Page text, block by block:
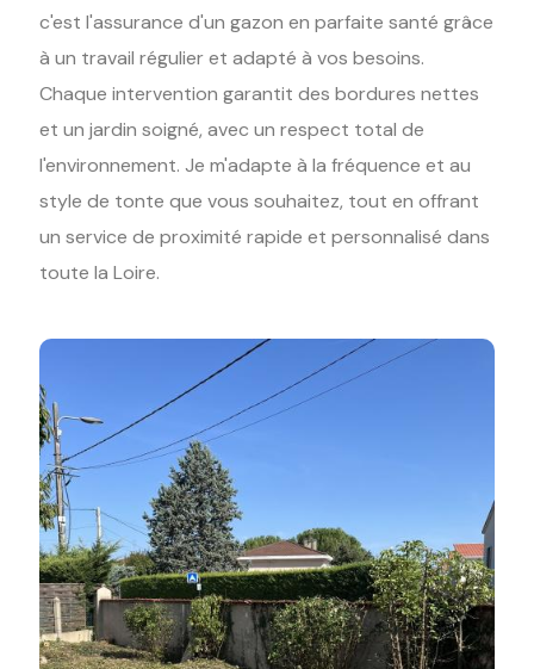
c'est l'assurance d'un gazon en parfaite santé grâce
à un travail régulier et adapté à vos besoins.
Chaque intervention garantit des bordures nettes
et un jardin soigné, avec un respect total de
l'environnement. Je m'adapte à la fréquence et au
style de tonte que vous souhaitez, tout en offrant
un service de proximité rapide et personnalisé dans
toute la Loire.